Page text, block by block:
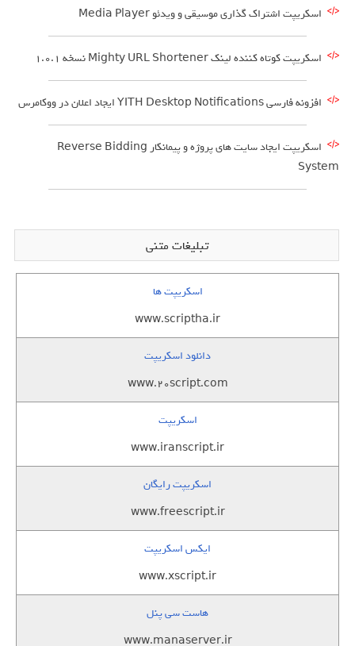
اسکریپت اشتراک گذاری موسیقی و ویدئو Media Player
اسکریپت کوتاه کننده لینک Mighty URL Shortener نسخه 1.0.1
افزونه فارسی YITH Desktop Notifications ایجاد اعلان در ووکامرس
اسکریپت ایجاد سایت های پروژه و پیمانکار Reverse Bidding
System
تبلیغات متنی
اسکریپت ها
www.scriptha.ir
دانلود اسکریپت
www.20script.com
اسکریپت
www.iranscript.ir
اسکریپت رایگان
www.freescript.ir
ایکس اسکریپت
www.xscript.ir
هاست سی پنل
www.manaserver.ir